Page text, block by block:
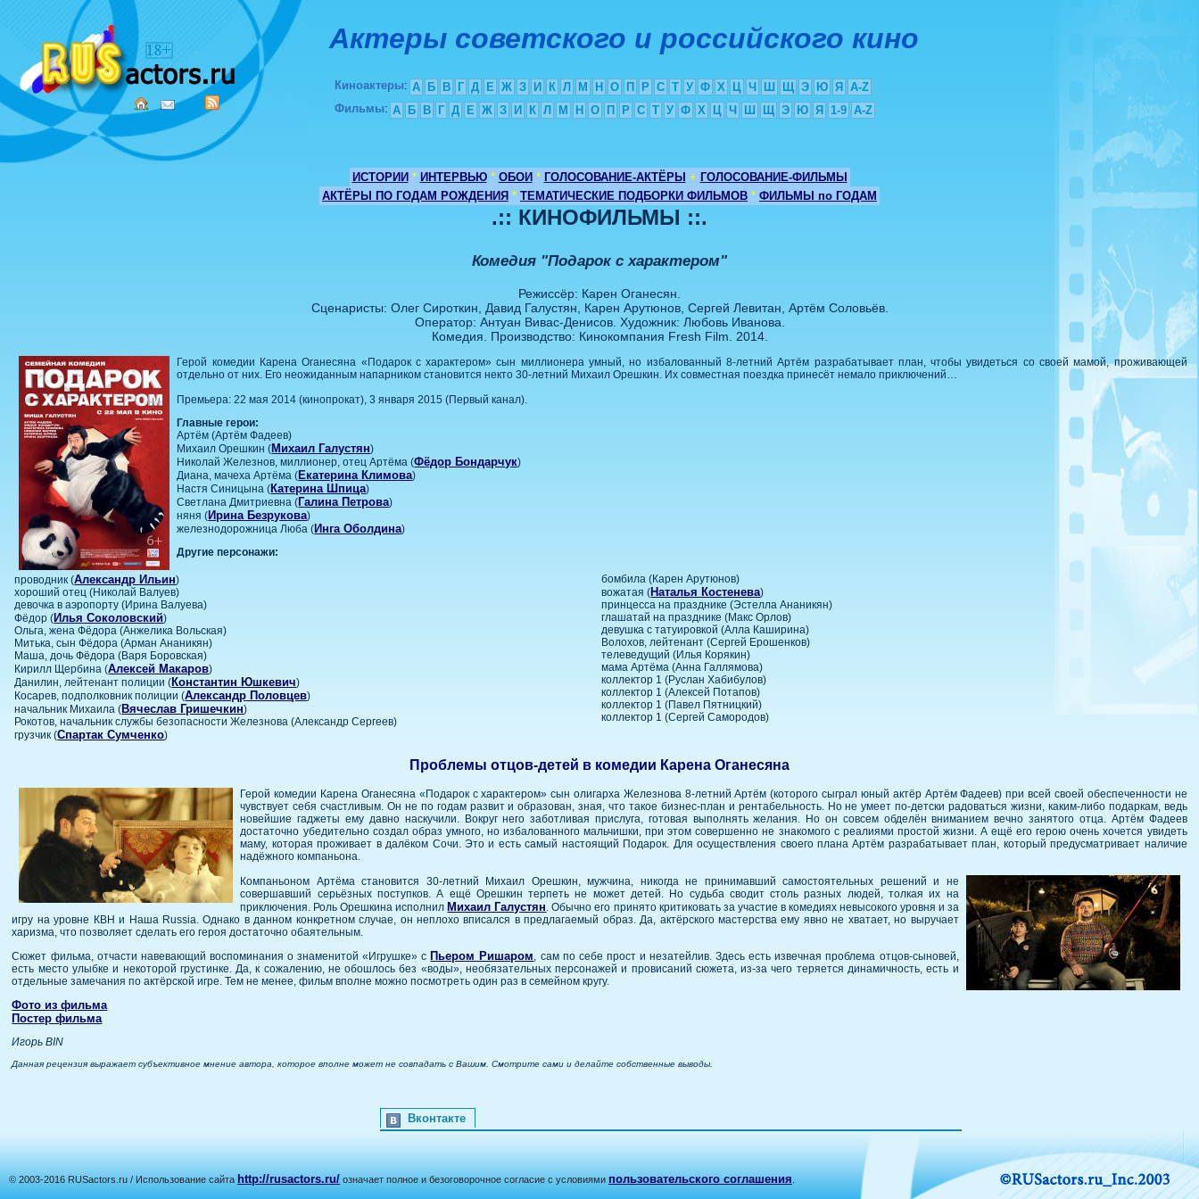
Актеры советского и российского кино
Киноактеры: А Б В Г Д Е Ж З И К Л М Н О П Р С Т У Ф Х Ц Ч Ш Щ Э Ю Я
A-Z
Фильмы: А Б В Г Д Е Ж З И К Л М Н О П Р С Т У Ф Х Ц Ч Ш Щ Э Ю Я 1-9 A-Z
ИСТОРИИ * ИНТЕРВЬЮ * ОБОИ * ГОЛОСОВАНИЕ-АКТЁРЫ + ГОЛОСОВАНИЕ-ФИЛЬМЫ
АКТЁРЫ ПО ГОДАМ РОЖДЕНИЯ * ТЕМАТИЧЕСКИЕ ПОДБОРКИ ФИЛЬМОВ * ФИЛЬМЫ по ГОДАМ
.:: КИНОФИЛЬМЫ ::.
Комедия "Подарок с характером"
Режиссёр: Карен Оганесян.
Сценаристы: Олег Сироткин, Давид Галустян, Карен Арутюнов, Сергей Левитан, Артём Соловьёв.
Оператор: Антуан Вивас-Денисов. Художник: Любовь Иванова.
Комедия. Производство: Кинокомпания Fresh Film. 2014.
Герой комедии Карена Оганесяна «Подарок с характером» сын миллионера умный, но избалованный 8-летний Артём разрабатывает план, чтобы увидеться со своей мамой, проживающей
отдельно от них. Его неожиданным напарником становится некто 30-летний Михаил Орешкин. Их совместная поездка принесёт немало приключений…
Премьера: 22 мая 2014 (кинопрокат), 3 января 2015 (Первый канал).
Главные герои:
Артём (Артём Фадеев)
Михаил Орешкин (Михаил Галустян)
Николай Железнов, миллионер, отец Артёма (Фёдор Бондарчук)
Диана, мачеха Артёма (Екатерина Климова)
Настя Синицына (Катерина Шпица)
Светлана Дмитриевна (Галина Петрова)
няня (Ирина Безрукова)
железнодорожница Люба (Инга Оболдина)
Другие персонажи:
проводник (Александр Ильин)
хороший отец (Николай Валуев)
девочка в аэропорту (Ирина Валуева)
Фёдор (Илья Соколовский)
Ольга, жена Фёдора (Анжелика Вольская)
Митька, сын Фёдора (Арман Ананикян)
Маша, дочь Фёдора (Варя Боровская)
Кирилл Щербина (Алексей Макаров)
Данилин, лейтенант полиции (Константин Юшкевич)
Косарев, подполковник полиции (Александр Половцев)
начальник Михаила (Вячеслав Гришечкин)
Рокотов, начальник службы безопасности Железнова (Александр Сергеев)
грузчик (Спартак Сумченко)
бомбила (Карен Арутюнов)
вожатая (Наталья Костенева)
принцесса на празднике (Эстелла Ананикян)
глашатай на празднике (Макс Орлов)
девушка с татуировкой (Алла Каширина)
Волохов, лейтенант (Сергей Ерошенков)
телеведущий (Илья Корякин)
мама Артёма (Анна Галлямова)
коллектор 1 (Руслан Хабибулов)
коллектор 1 (Алексей Потапов)
коллектор 1 (Павел Пятницкий)
коллектор 1 (Сергей Самородов)
Проблемы отцов-детей в комедии Карена Оганесяна
Герой комедии Карена Оганесяна «Подарок с характером» сын олигарха Железнова 8-летний Артём (которого сыграл юный актёр Артём Фадеев) при всей своей обеспеченности не
чувствует себя счастливым. Он не по годам развит и образован, зная, что такое бизнес-план и рентабельность. Но не умеет по-детски радоваться жизни, каким-либо подаркам, ведь
новейшие гаджеты ему давно наскучили. Вокруг него заботливая прислуга, готовая выполнять желания. Но он совсем обделён вниманием вечно занятого отца. Артём Фадеев
достаточно убедительно создал образ умного, но избалованного мальчишки, при этом совершенно не знакомого с реалиями простой жизни. А ещё его герою очень хочется увидеть
маму, которая проживает в далёком Сочи. Это и есть самый настоящий Подарок. Для осуществления своего плана Артём разрабатывает план, который предусматривает наличие
надёжного компаньона.
Компаньоном Артёма становится 30-летний Михаил Орешкин, мужчина, никогда не принимавший самостоятельных решений и не
совершавший серьёзных поступков. А ещё Орешкин терпеть не может детей. Но судьба сводит столь разных людей, толкая их на
приключения. Роль Орешкина исполнил Михаил Галустян. Обычно его принято критиковать за участие в комедиях невысокого уровня и за
игру на уровне КВН и Наша Russia. Однако в данном конкретном случае, он неплохо вписался в предлагаемый образ. Да, актёрского мастерства ему явно не хватает, но выручает
харизма, что позволяет сделать его героя достаточно обаятельным.
Сюжет фильма, отчасти навевающий воспоминания о знаменитой «Игрушке» с Пьером Ришаром, сам по себе прост и незатейлив. Здесь есть извечная проблема отцов-сыновей,
есть место улыбке и некоторой грустинке. Да, к сожалению, не обошлось без «воды», необязательных персонажей и провисаний сюжета, из-за чего теряется динамичность, есть и
отдельные замечания по актёрской игре. Тем не менее, фильм вполне можно посмотреть один раз в семейном кругу.
Фото из фильма
Постер фильма
Игорь BIN
Данная рецензия выражает субъективное мнение автора, которое вполне может не совпадать с Вашим. Смотрите сами и делайте собственные выводы.
Вконтакте
© 2003-2016 RUSactors.ru / Использование сайта http://rusactors.ru/ означает полное и безоговорочное согласие с условиями пользовательского соглашения